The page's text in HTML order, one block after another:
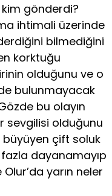
kim gönderdi?
ihtimali üzerinde
bilmediğini
korktuğu
olduğunu ve o
bulunmayacak
bu olayın
sevgilisi olduğunu
büyüyen çift soluk
dayanamayıp
yarın neler